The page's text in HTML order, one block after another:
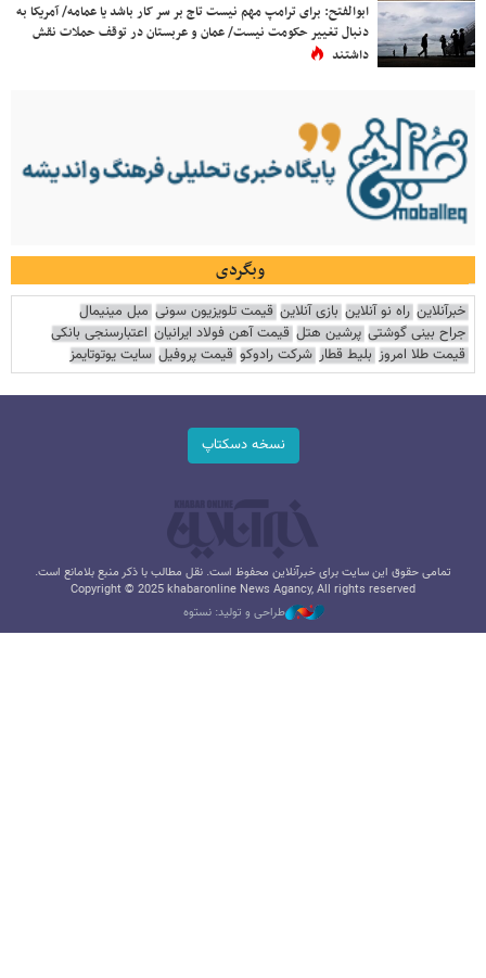
ابوالفتح: برای ترامپ مهم نیست تاج بر سر کار باشد یا عمامه/ آمریکا به
دنبال تغییر حکومت نیست/ عمان و عربستان در توقف حملات نقش
داشتند
وبگردی
خبرآنلاین راه نو آنلاین بازی آنلاین قیمت تلویزیون سونی مبل مینیمال
جراح بینی گوشتی پرشین هتل قیمت آهن فولاد ایرانیان اعتبارسنجی بانکی
قیمت طلا امروز بلیط قطار شرکت رادوکو قیمت پروفیل سایت یوتوتایمز
نسخه دسکتاپ
تمامی حقوق این سایت برای خبرآنلاین محفوظ است. نقل مطالب با ذکر منبع بلامانع است.
Copyright © 2025 khabaronline News Agancy, All rights reserved
طراحی و تولید: نستوه